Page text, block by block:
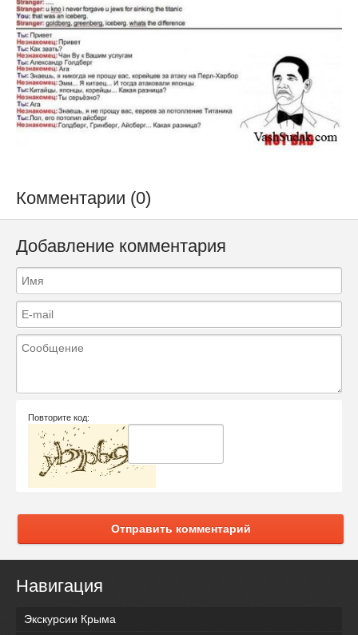
Комментарии (0)
Добавление комментария
Повторите код:
Отправить комментарий
Навигация
Экскурсии Крыма